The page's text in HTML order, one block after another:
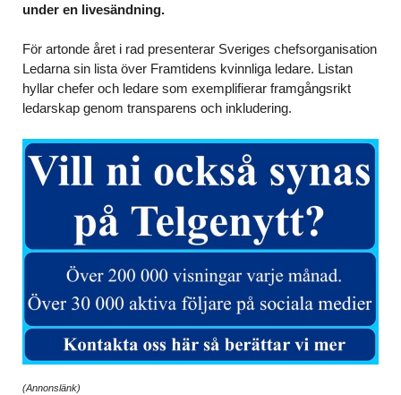
under en livesändning.
För artonde året i rad presenterar Sveriges chefsorganisation
Ledarna sin lista över Framtidens kvinnliga ledare. Listan
hyllar chefer och ledare som exemplifierar framgångsrikt
ledarskap genom transparens och inkludering.
(Annonslänk)